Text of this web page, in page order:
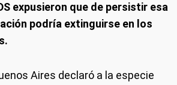
expusieron que de persistir esa
podría extinguirse en los
Aires declaró a la especie